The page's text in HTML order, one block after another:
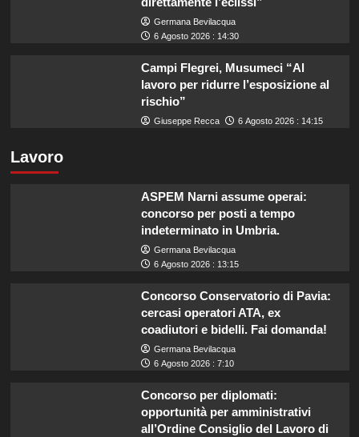
Germana Bevilacqua
6 Agosto 2026 : 14:30
Campi Flegrei, Musumeci “Al
lavoro per ridurre l’esposizione al
rischio”
Giuseppe Recca 6 Agosto 2026 : 14:15
Lavoro
ASPEM Narni assume operai:
concorso per posti a tempo
indeterminato in Umbria.
Germana Bevilacqua
6 Agosto 2026 : 13:15
Concorso Conservatorio di Pavia:
cercasi operatori ATA, ex
coadiutori e bidelli. Fai domanda!
Germana Bevilacqua
6 Agosto 2026 : 7:10
Concorso per diplomati:
opportunità per amministrativi
all’Ordine Consiglio del Lavoro di